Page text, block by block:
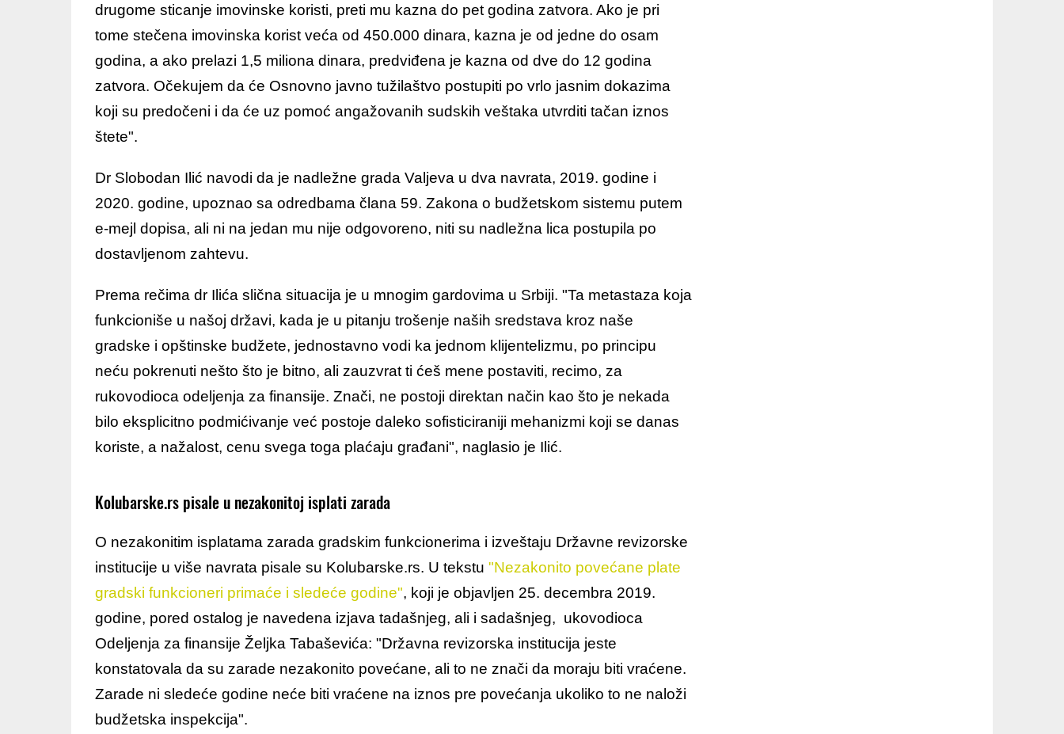
drugome sticanje imovinske koristi, preti mu kazna do pet godina zatvora. Ako je pri
tome stečena imovinska korist veća od 450.000 dinara, kazna je od jedne do osam
godina, a ako prelazi 1,5 miliona dinara, predviđena je kazna od dve do 12 godina
zatvora. Očekujem da će Osnovno javno tužilaštvo postupiti po vrlo jasnim dokazima
koji su predočeni i da će uz pomoć angažovanih sudskih veštaka utvrditi tačan iznos
štete".
Dr Slobodan Ilić navodi da je nadležne grada Valjeva u dva navrata, 2019. godine i
2020. godine, upoznao sa odredbama člana 59. Zakona o budžetskom sistemu putem
e-mejl dopisa, ali ni na jedan mu nije odgovoreno, niti su nadležna lica postupila po
dostavljenom zahtevu.
Prema rečima dr Ilića slična situacija je u mnogim gardovima u Srbiji. "Ta metastaza koja
funkcioniše u našoj državi, kada je u pitanju trošenje naših sredstava kroz naše
gradske i opštinske budžete, jednostavno vodi ka jednom klijentelizmu, po principu
neću pokrenuti nešto što je bitno, ali zauzvrat ti ćeš mene postaviti, recimo, za
rukovodioca odeljenja za finansije. Znači, ne postoji direktan način kao što je nekada
bilo eksplicitno podmićivanje već postoje daleko sofisticiraniji mehanizmi koji se danas
koriste, a nažalost, cenu svega toga plaćaju građani", naglasio je Ilić.
Kolubarske.rs pisale u nezakonitoj isplati zarada
O nezakonitim isplatama zarada gradskim funkcionerima i izveštaju Državne revizorske
institucije u više navrata pisale su Kolubarske.rs. U tekstu "Nezakonito povećane plate
gradski funkcioneri primaće i sledeće godine", koji je objavljen 25. decembra 2019.
godine, pored ostalog je navedena izjava tadašnjeg, ali i sadašnjeg, ukovodioca
Odeljenja za finansije Željka Tabaševića: "Državna revizorska institucija jeste
konstatovala da su zarade nezakonito povećane, ali to ne znači da moraju biti vraćene.
Zarade ni sledeće godine neće biti vraćene na iznos pre povećanja ukoliko to ne naloži
budžetska inspekcija".